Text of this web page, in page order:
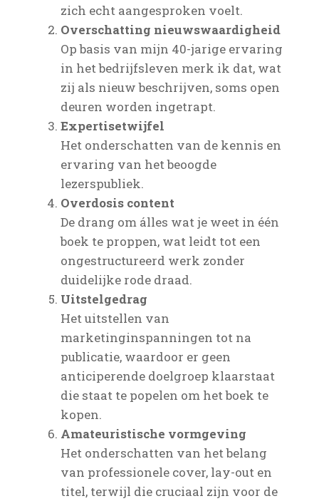
zich echt aangesproken voelt.
Overschatting nieuwswaardigheid
Op basis van mijn 40-jarige ervaring
in het bedrijfsleven merk ik dat, wat
zij als nieuw beschrijven, soms open
deuren worden ingetrapt.
Expertisetwijfel
Het onderschatten van de kennis en
ervaring van het beoogde
lezerspubliek.
Overdosis content
De drang om álles wat je weet in één
boek te proppen, wat leidt tot een
ongestructureerd werk zonder
duidelijke rode draad.
Uitstelgedrag
Het uitstellen van
marketinginspanningen tot na
publicatie, waardoor er geen
anticiperende doelgroep klaarstaat
die staat te popelen om het boek te
kopen.
Amateuristische vormgeving
Het onderschatten van het belang
van professionele cover, lay-out en
titel, terwijl die cruciaal zijn voor de